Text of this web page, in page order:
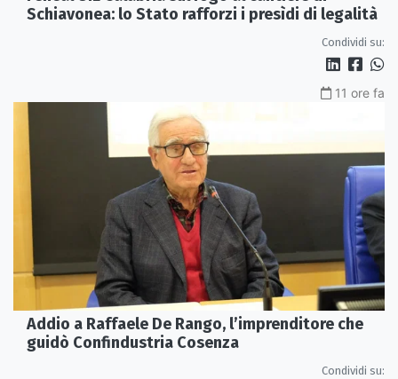
Schiavonea: lo Stato rafforzi i presìdi di legalità
Condividi su:
11 ore fa
Addio a Raffaele De Rango, l’imprenditore che
guidò Confindustria Cosenza
Condividi su: